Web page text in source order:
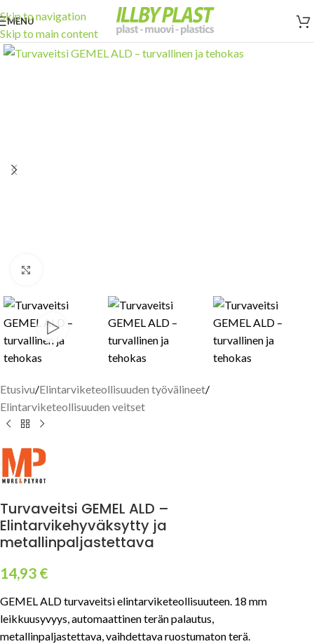
Skip to navigation
Skip to main content
MENU
Etusivu/Elintarviketeollisuuden työvälineet/
Elintarviketeollisuuden veitset
Turvaveitsi GEMEL ALD –
Elintarvikehyväksytty ja
metallinpaljastettava
14,93 €
GEMEL ALD turvaveitsi elintarviketeollisuuteen. 18 mm
leikkuusyvyys, automaattinen terän palautus,
metallinpaljastettava, vaihdettava ruostumaton terä.